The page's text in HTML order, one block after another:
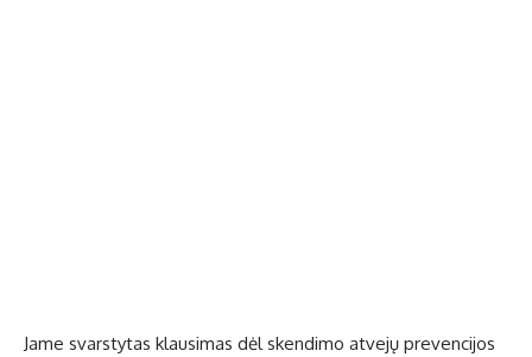
Jame svarstytas klausimas dėl skendimo atvejų prevencijos